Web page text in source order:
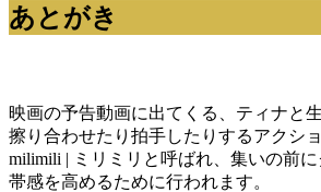
あとがき
映画の予告動画に出てくる、ティナと
擦り合わせたり拍手したりするアクシ
milimili | ミリミリと呼ばれ、集いの前
帯感を高めるために行われます。